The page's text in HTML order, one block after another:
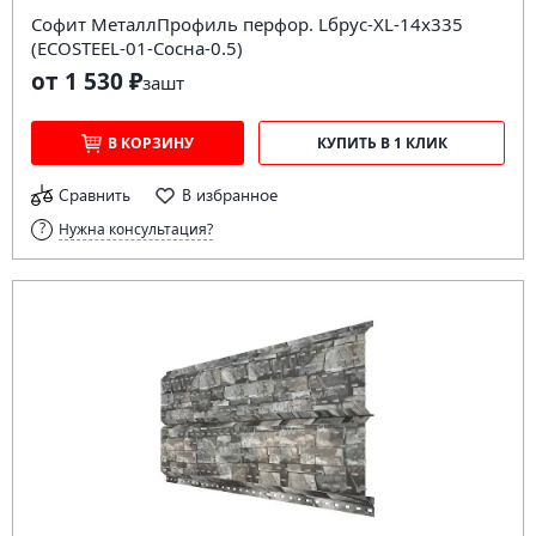
Софит МеталлПрофиль перфор. Lбрус-XL-14х335
(ECOSTEEL-01-Сосна-0.5)
от 1 530 ₽зашт
В КОРЗИНУ КУПИТЬ В 1 КЛИК
Сравнить В избранное
Нужна консультация?